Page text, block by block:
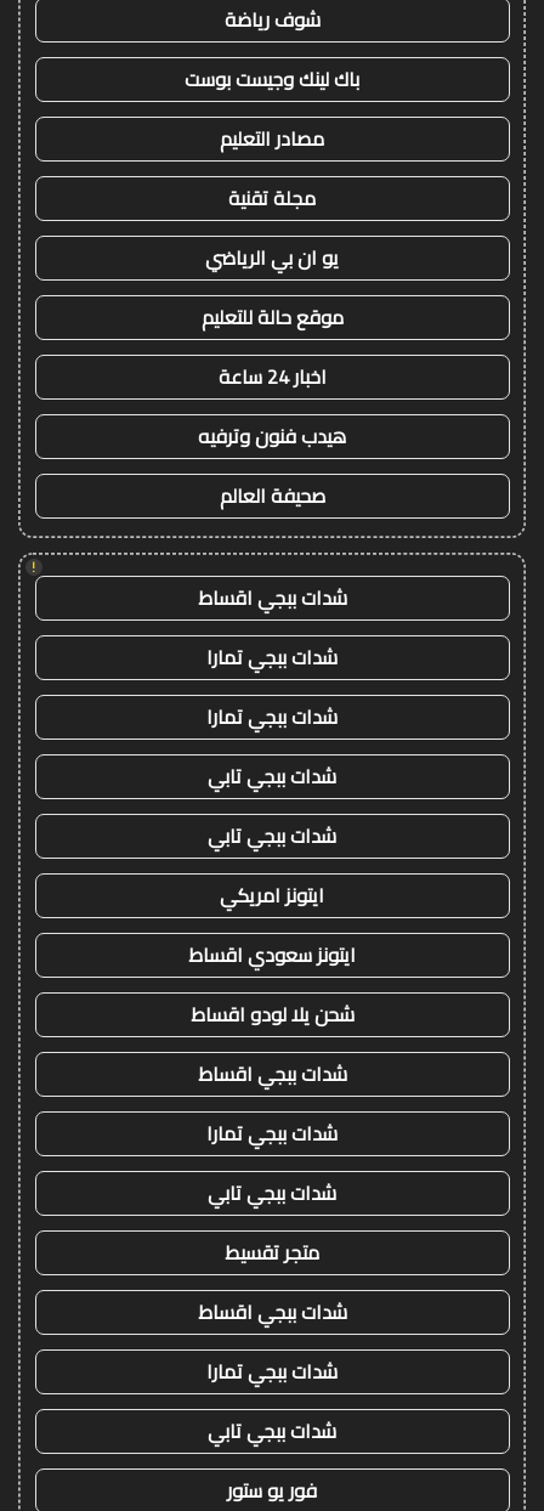
شوف رياضة
باك لينك وجيست بوست
مصادر التعليم
مجلة تقنية
يو ان بي الرياضي
موقع حالة للتعليم
اخبار 24 ساعة
هيدب فنون وترفيه
صحيفة العالم
!
شدات ببجي اقساط
شدات ببجي تمارا
شدات ببجي تمارا
شدات ببجي تابي
شدات ببجي تابي
ايتونز امريكي
ايتونز سعودي اقساط
شحن يلا لودو اقساط
شدات ببجي اقساط
شدات ببجي تمارا
شدات ببجي تابي
متجر تقسيط
شدات ببجي اقساط
شدات ببجي تمارا
شدات ببجي تابي
فور يو ستور